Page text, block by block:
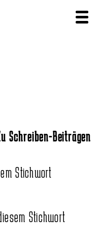
Schreiben-Beiträgen
Stichwort
Stichwort